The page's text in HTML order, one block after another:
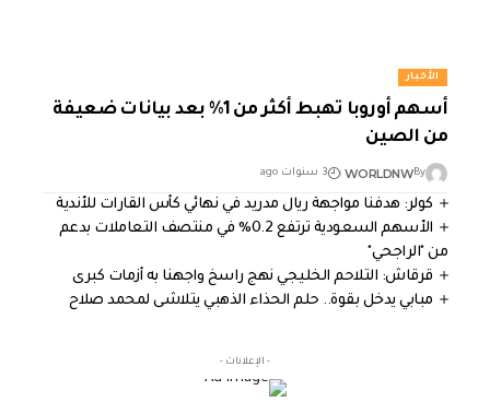
الأخبار
أسهم أوروبا تهبط أكثر من 1% بعد بيانات ضعيفة
من الصين
By
WORLDNW 3 سنوات ago
كولر: هدفنا مواجهة ريال مدريد في نهائي كأس القارات للأندية
الأسهم السعودية ترتفع 0.2% في منتصف التعاملات بدعم
من "الراجحي"
قرقاش: التلاحم الخليجي نهج راسخ واجهنا به أزمات كبرى
مبابي يدخل بقوة.. حلم الحذاء الذهبي يتلاشى لمحمد صلاح
- الإعلانات -